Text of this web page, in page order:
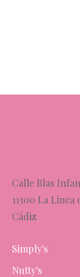
Calle Blas
11300 La
Cádiz
Simply's
Nutty's